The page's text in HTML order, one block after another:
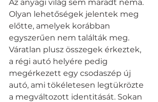
Az anyagi világ sem maradt néma.
Olyan lehetőségek jelentek meg
előtte, amelyek korábban
egyszerűen nem találták meg.
Váratlan plusz összegek érkeztek,
a régi autó helyére pedig
megérkezett egy csodaszép új
autó, ami tökéletesen legtükrözte
a megváltozott identitását. Sokan